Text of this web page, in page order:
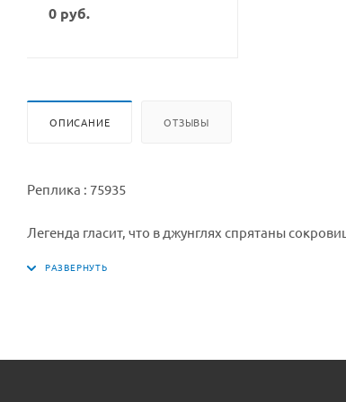
0 руб.
ОПИСАНИЕ ОТЗЫВЫ
Реплика : 75935
Легенда гласит, что в джунглях спрятаны
кладоискатели вынуждены прятаться в старом